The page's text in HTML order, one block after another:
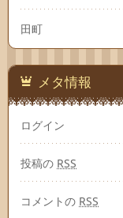
田町
メタ情報
ログイン
投稿の RSS
コメントの RSS